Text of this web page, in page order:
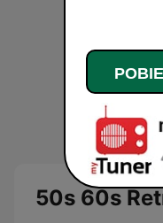
50s 60s